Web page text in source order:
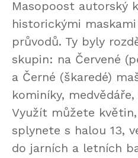
Masopoost autorský
historickými
průvodů. Ty byly
skupin: na Červené
a Černé (škaredé)
kominíky,
Využít můžete
splynete s halou 13,
do jarních a letních